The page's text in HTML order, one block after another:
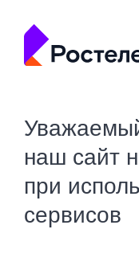
наш сайт
при
сервисов